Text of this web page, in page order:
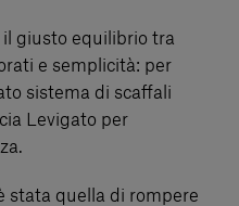
giusto equilibrio tra
e semplicità: per
sistema di scaffali
Levigato per
stata quella di rompere